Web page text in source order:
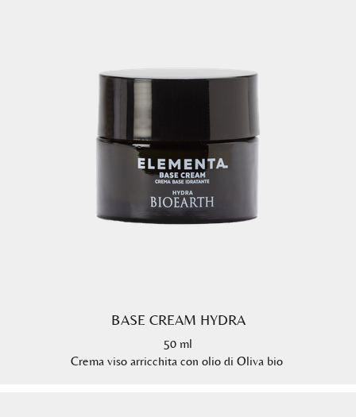
BASE CREAM HYDRA
50 ml
Crema viso arricchita con olio di Oliva bio